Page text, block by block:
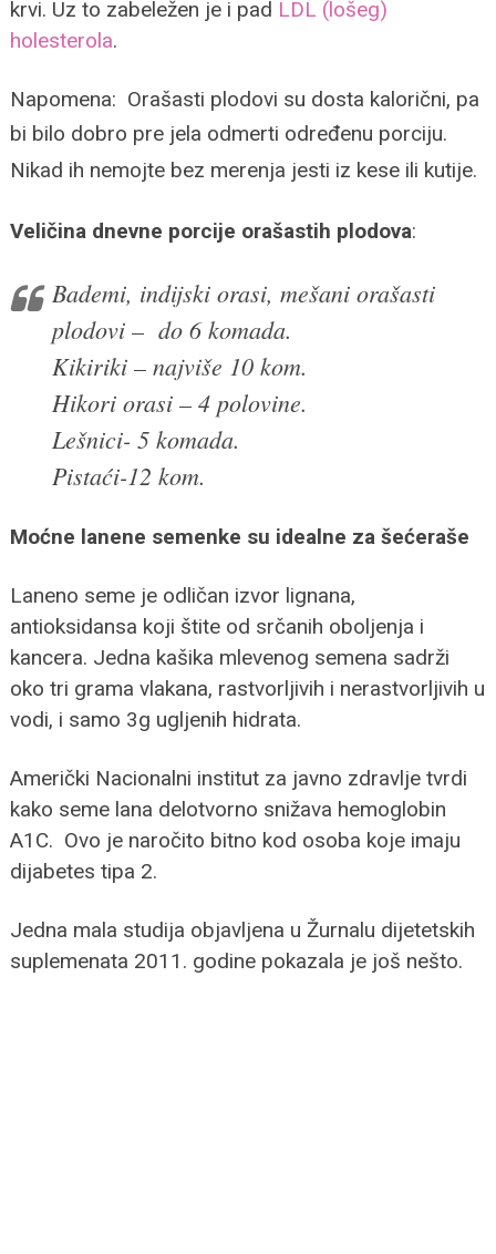
krvi. Uz to zabeležen je i pad LDL (lošeg)
holesterola.
Napomena: Orašasti plodovi su dosta kalorični, pa
bi bilo dobro pre jela odmerti određenu porciju.
Nikad ih nemojte bez merenja jesti iz kese ili kutije.
Veličina dnevne porcije orašastih plodova:
Bademi, indijski orasi, mešani orašasti
plodovi – do 6 komada.
Kikiriki – najviše 10 kom.
Hikori orasi – 4 polovine.
Lešnici- 5 komada.
Pistaći-12 kom.
Moćne lanene semenke su idealne za šećeraše
Laneno seme je odličan izvor lignana,
antioksidansa koji štite od srčanih oboljenja i
kancera. Jedna kašika mlevenog semena sadrži
oko tri grama vlakana, rastvorljivih i nerastvorljivih u
vodi, i samo 3g ugljenih hidrata.
Američki Nacionalni institut za javno zdravlje tvrdi
kako seme lana delotvorno snižava hemoglobin
A1C. Ovo je naročito bitno kod osoba koje imaju
dijabetes tipa 2.
Jedna mala studija objavljena u Žurnalu dijetetskih
suplemenata 2011. godine pokazala je još nešto.